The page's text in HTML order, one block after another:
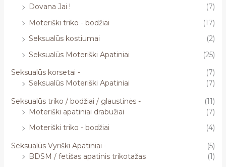
Dovana Jai !
(7)
Moteriški triko - bodžiai
(17)
Seksualūs kostiumai
(2)
Seksualūs Moteriški Apatiniai
(25)
Seksualūs korsetai -
(7)
Seksualūs Moteriški Apatiniai
(7)
Seksualūs triko / bodžiai / glaustinės -
(11)
Moteriški apatiniai drabužiai
(7)
Moteriški triko - bodžiai
(4)
Seksualūs Vyriški Apatiniai -
(5)
BDSM / fetišas apatinis trikotažas
(1)